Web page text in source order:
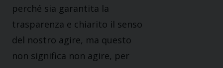
perché sia garantita la
trasparenza e chiarito il senso
del nostro agire, ma questo
non significa non agire, per